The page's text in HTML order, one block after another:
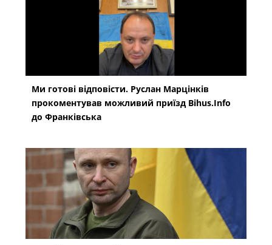
Ми готові відповісти. Руслан Марцінків
прокоментував можливий приїзд Bihus.Info
до Франківська